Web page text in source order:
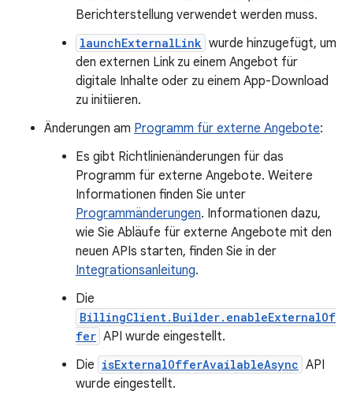
Berichterstellung verwendet werden muss.
launchExternalLink wurde hinzugefügt, um
den externen Link zu einem Angebot für
digitale Inhalte oder zu einem App-Download
zu initiieren.
Änderungen am Programm für externe Angebote:
Es gibt Richtlinienänderungen für das
Programm für externe Angebote. Weitere
Informationen finden Sie unter
Programmänderungen. Informationen dazu,
wie Sie Abläufe für externe Angebote mit den
neuen APIs starten, finden Sie in der
Integrationsanleitung.
Die
BillingClient.Builder.enableExternalOf
fer API wurde eingestellt.
Die isExternalOfferAvailableAsync API
wurde eingestellt.